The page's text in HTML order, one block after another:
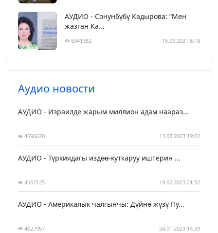
АУДИО - Сонунбүбү Кадырова: “Мен
жазган Ка...
5041352 15.09.2021 6:18
Аудио новости
АУДИО - Израилде жарым миллион адам наараз...
4596620 13.03.2023 19:22
АУДИО - Түркиядагы издөө-куткаруу иштерин ...
4567125 19.02.2023 21:32
АУДИО - Америкалык чалгынчы: Дүйнө жүзү Пу...
4627957 24.01.2023 14:39